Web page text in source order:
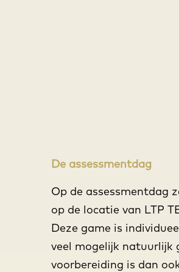
De assessmentdag
Op de assessmentdag
op de locatie van LTP
Deze game is
veel mogelijk natuurlijk
voorbereiding is dan